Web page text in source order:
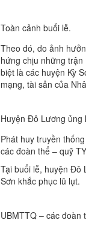
Toàn cảnh buổi lễ.
Theo đó, do ảnh
hứng chịu những
biệt là các huyện Kỳ
mạng, tài sản của
Huyện Đô Lương ủng
Phát huy truyền
các đoàn thể – quỹ
Tại buổi lễ, huyện Đô
Sơn khắc phục lũ lụt.
UBMTTQ – các